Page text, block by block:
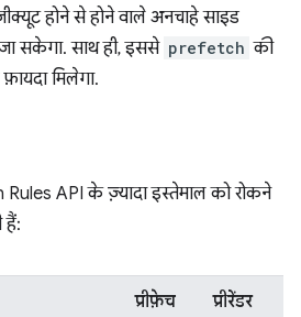
होने से होने वाले अनचाहे साइड
सकेगा. साथ ही, इससे prefetch की
मिलेगा.
API के ज़्यादा इस्तेमाल को रोकने
हैं:
प्रीफ़ेच प्रीरेंडर